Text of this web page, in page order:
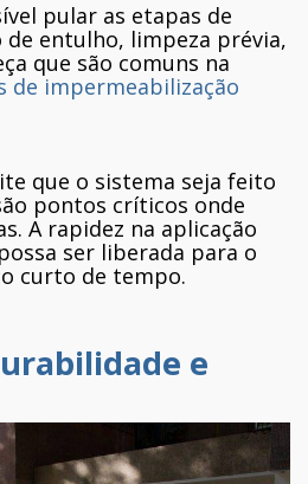
pular as etapas de
de entulho, limpeza prévia,
que são comuns na
de impermeabilização
que o sistema seja feito
pontos críticos onde
A rapidez na aplicação
ser liberada para o
curto de tempo.
e